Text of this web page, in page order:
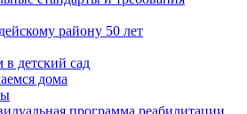
району 50 лет
детский сад
дома
программа реабилитации